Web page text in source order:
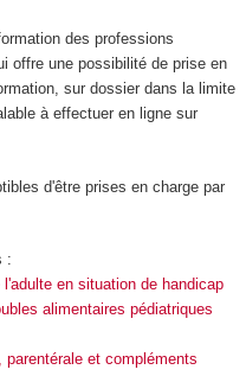
des professions
offre une possibilité de prise en
sur dossier dans la limite
à effectuer en ligne sur
d'être prises en charge par
:
en situation de handicap
alimentaires pédiatriques
parentérale et compléments